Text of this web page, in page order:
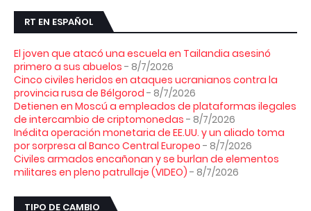
RT EN ESPAÑOL
El joven que atacó una escuela en Tailandia asesinó
primero a sus abuelos - 8/7/2026
Cinco civiles heridos en ataques ucranianos contra la
provincia rusa de Bélgorod - 8/7/2026
Detienen en Moscú a empleados de plataformas ilegales
de intercambio de criptomonedas - 8/7/2026
Inédita operación monetaria de EE.UU. y un aliado toma
por sorpresa al Banco Central Europeo - 8/7/2026
Civiles armados encañonan y se burlan de elementos
militares en pleno patrullaje (VIDEO) - 8/7/2026
TIPO DE CAMBIO